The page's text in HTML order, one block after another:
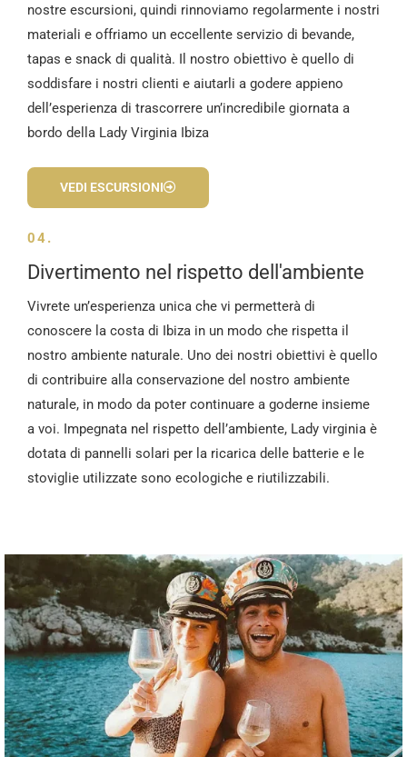
nostre escursioni, quindi rinnoviamo regolarmente i nostri
materiali e offriamo un eccellente servizio di bevande,
tapas e snack di qualità. Il nostro obiettivo è quello di
soddisfare i nostri clienti e aiutarli a godere appieno
dell’esperienza di trascorrere un’incredibile giornata a
bordo della Lady Virginia Ibiza
VEDI ESCURSIONI
04.
Divertimento nel rispetto dell'ambiente
Vivrete un’esperienza unica che vi permetterà di
conoscere la costa di Ibiza in un modo che rispetta il
nostro ambiente naturale. Uno dei nostri obiettivi è quello
di contribuire alla conservazione del nostro ambiente
naturale, in modo da poter continuare a goderne insieme
a voi. Impegnata nel rispetto dell’ambiente, Lady virginia è
dotata di pannelli solari per la ricarica delle batterie e le
stoviglie utilizzate sono ecologiche e riutilizzabili.